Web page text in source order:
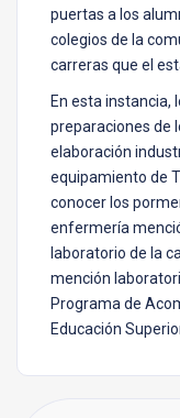
puertas a los
colegios de la
carreras que el
En esta instancia,
preparaciones de
elaboración
equipamiento de
conocer los
enfermería
laboratorio de la
mención
Programa de
Educación